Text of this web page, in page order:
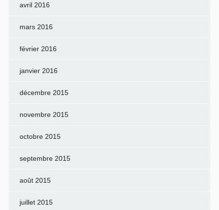
avril 2016
mars 2016
février 2016
janvier 2016
décembre 2015
novembre 2015
octobre 2015
septembre 2015
août 2015
juillet 2015